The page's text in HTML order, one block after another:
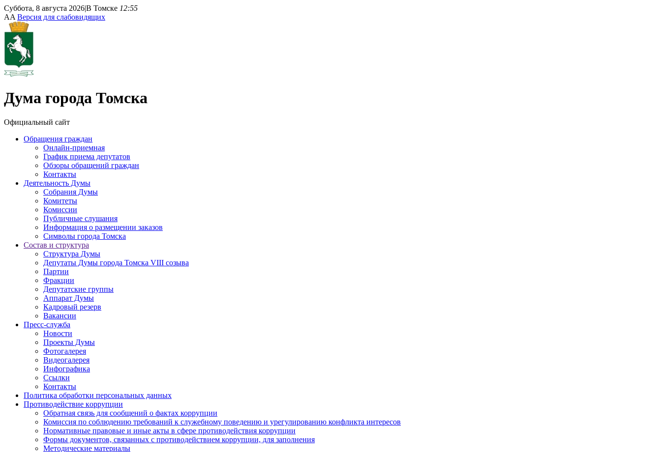
Суббота, 8 августа 2026|В Томске 12:55
AA Версия для слабовидящих
Дума города Томска
Официальный сайт
Обращения граждан
Онлайн-приемная
График приема депутатов
Обзоры обращений граждан
Контакты
Деятельность Думы
Собрания Думы
Комитеты
Комиссии
Публичные слушания
Информация о размещении заказов
Символы города Томска
Состав и структура
Структура Думы
Депутаты Думы города Томска VIII созыва
Партии
Фракции
Депутатские группы
Аппарат Думы
Кадровый резерв
Вакансии
Пресс-служба
Новости
Проекты Думы
Фотогалерея
Видеогалерея
Инфографика
Ссылки
Контакты
Политика обработки персональных данных
Прoтивoдeйствие кoрpупции
Обратная связь для сообщений о фактах коррупции
Комиссия по соблюдению требований к служебному поведению и урегулированию конфликта интересов
Нормативные правовые и иные акты в сфере противодействия коррупции
Формы документов, связанных с противодействием коррупции, для заполнения
Методические материалы